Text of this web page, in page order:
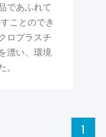
であふれて
ことのでき
ロプラスチ
漂い、環境
1